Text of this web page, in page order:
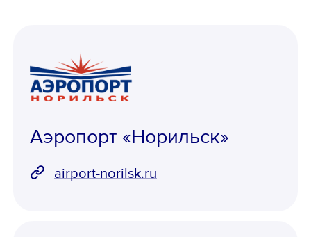
Аэропорт «Норильск»
airport-norilsk.ru